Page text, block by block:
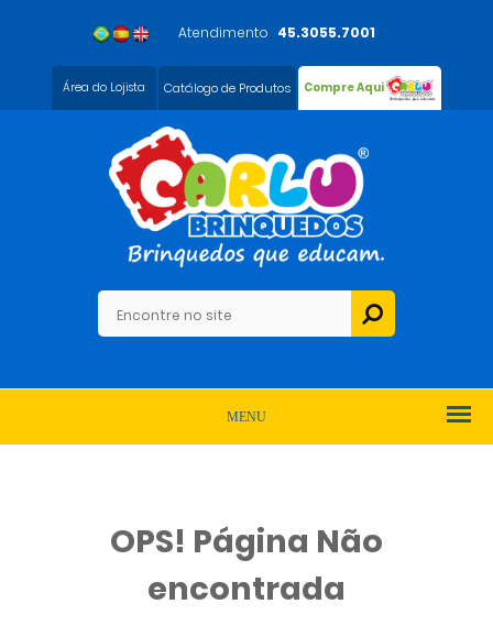
Atendimento 45.3055.7001
Área do Lojista Catálogo de Produtos Compre Aqui
MENU
OPS! Página Não
encontrada